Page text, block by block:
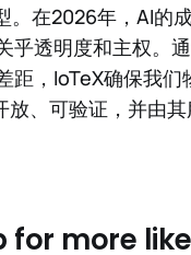
。在2026年，AI的
乎透明度和主权。
距，IoTeX确保我们
放、可验证，并由
for more